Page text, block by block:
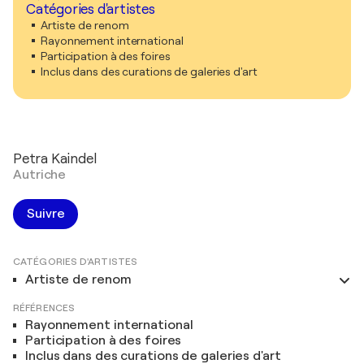
Catégories d'artistes
Artiste de renom
Rayonnement international
Participation à des foires
Inclus dans des curations de galeries d'art
Petra Kaindel
Autriche
Suivre
CATÉGORIES D'ARTISTES
Artiste de renom
RÉFÉRENCES
Rayonnement international
Participation à des foires
Inclus dans des curations de galeries d'art